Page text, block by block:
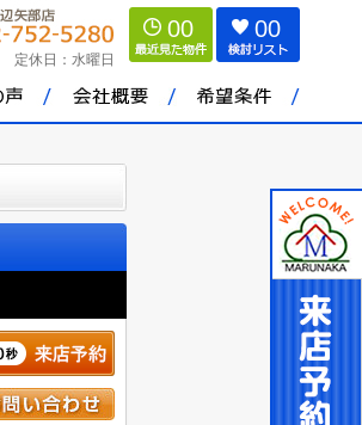
定休日： 水曜日
00 00